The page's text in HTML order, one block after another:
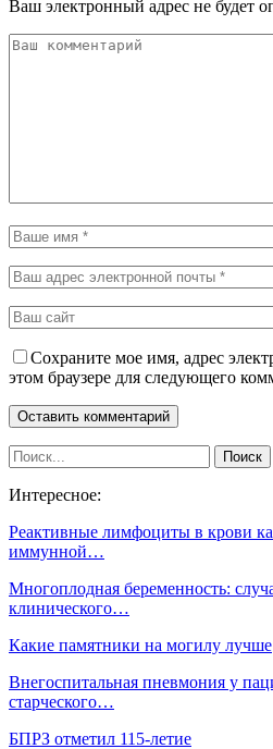
Ваш электронный адрес не будет
Сохраните мое имя, адрес
этом браузере для следующего
Интересное:
Реактивные лимфоциты в крови
иммунной…
Многоплодная беременность:
клинического…
Какие памятники на могилу лучше
Внегоспитальная пневмония у
старческого…
БПРЗ отметил 115-летие